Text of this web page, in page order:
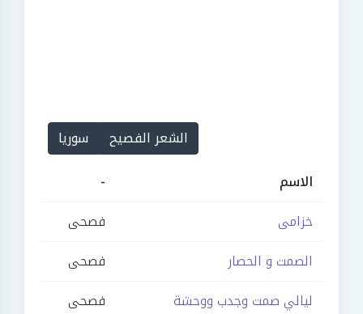
الشعر الفصيح
سوريا
الاسم
-
خزامى
فصحى
الصمت و الحصار
فصحى
ليالي صمت وجدب ووحشة
فصحى